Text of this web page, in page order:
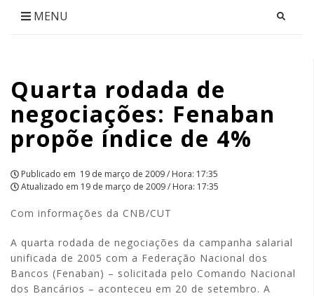
índice
|
APCEF/SP
MENU
Quarta rodada de
negociações: Fenaban
propõe índice de 4%
Publicado em 19 de março de 2009 / Hora: 17:35
Atualizado em 19 de março de 2009 / Hora: 17:35
Com informações da CNB/CUT
A quarta rodada de negociações da campanha salarial
unificada de 2005 com a Federação Nacional dos
Bancos (Fenaban) – solicitada pelo Comando Nacional
dos Bancários – aconteceu em 20 de setembro. A